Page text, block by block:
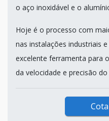
o aço inoxidável e o
Hoje é o processo com
nas instalações industriais
excelente ferramenta para
da velocidade e precisão